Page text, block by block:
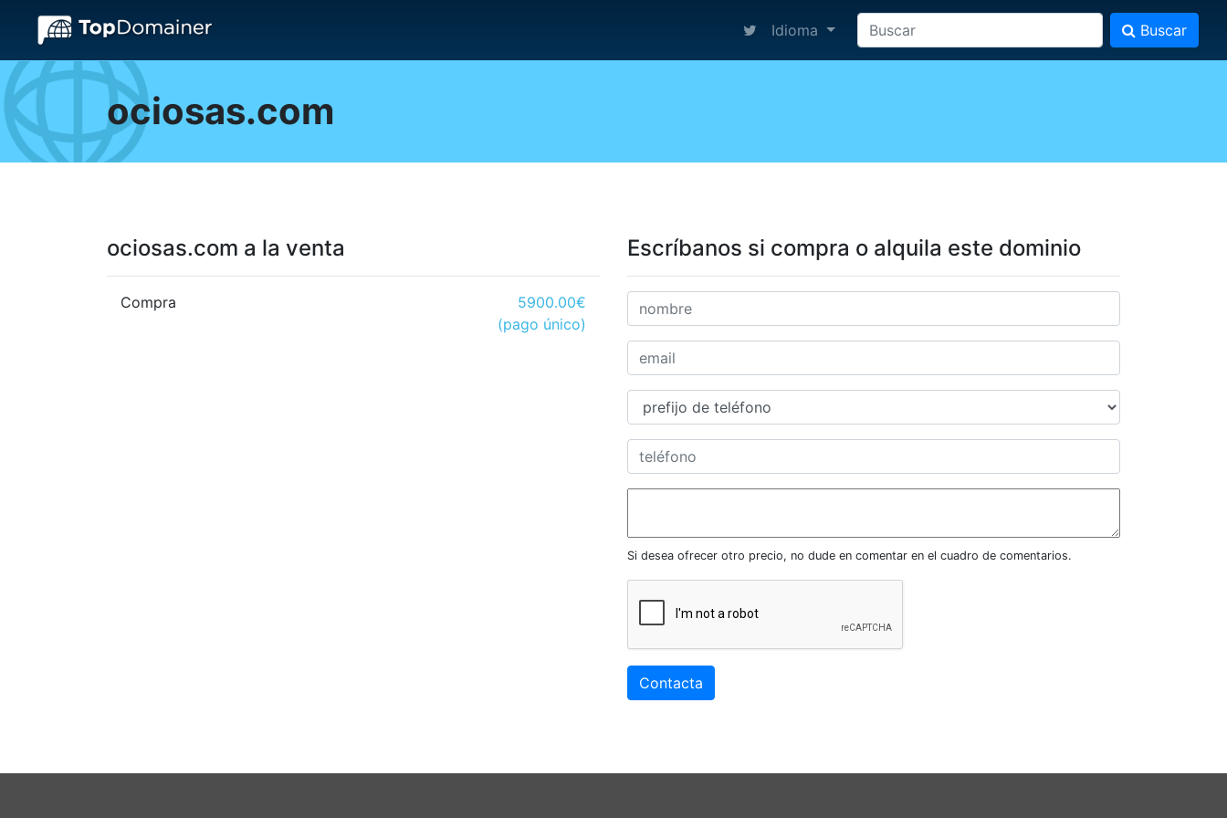
Idioma Buscar
ociosas.com
ociosas.com a la venta
Compra
5900.00€
(pago único)
Escríbanos si compra o alquila este dominio
Si desea ofrecer otro precio, no dude en comentar en el cuadro de comentarios.
Contacta